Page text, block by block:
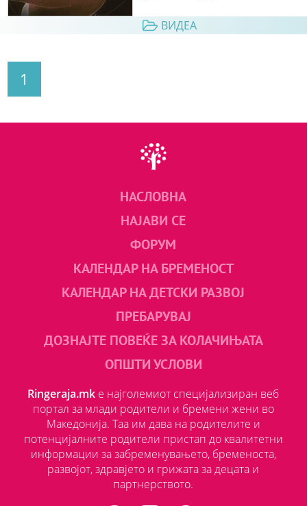
ВИДЕА
1
НАСЛОВНА
НАЈАВИ СЕ
ФОРУМ
КАЛЕНДАР НА БРЕМЕНОСТ
КАЛЕНДАР НА ДЕТСКИ РАЗВОЈ
ПРЕБАРУВАЈ
ДОЗНАЈТЕ ПОВЕЌЕ ЗА КОЛАЧИЊАТА
ОПШТИ УСЛОВИ
Ringeraja.mk е најголемиот специјализиран веб
портал за млади родители и бремени жени во
Македонија. Таа им дава на родителите и
потенцијалните родители пристап до квалитетни
информации за забременувањето, бременоста,
развојот, здравјето и грижата за децата и
партнерството.